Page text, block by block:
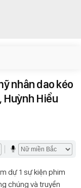
nhân dao kéo
Huỳnh Hiểu
dự 1 sự kiện phim
chúng và truyền